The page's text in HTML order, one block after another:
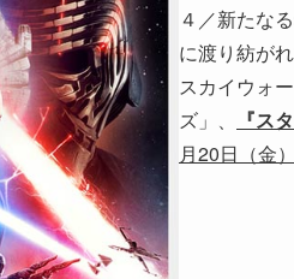
４／新たな
に渡り紡が
スカイウォ
ズ」、
『ス
月20日（金